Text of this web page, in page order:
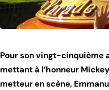
Pour son vingt-cinquième
mettant à l’honneur
metteur en scène,